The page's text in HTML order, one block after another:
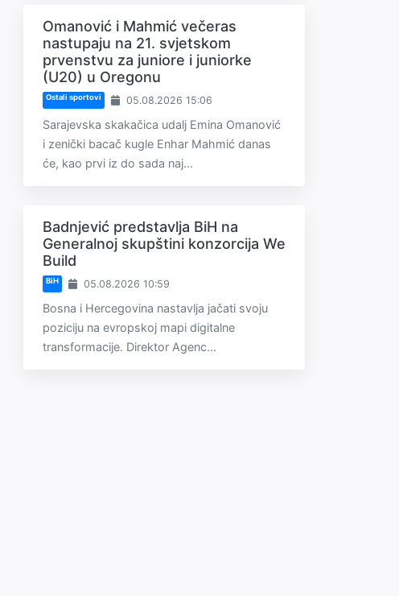
Omanović i Mahmić večeras
nastupaju na 21. svjetskom
prvenstvu za juniore i juniorke
(U20) u Oregonu
Ostali sportovi 05.08.2026 15:06
Sarajevska skakačica udalj Emina Omanović
i zenički bacač kugle Enhar Mahmić danas
će, kao prvi iz do sada naj...
Badnjević predstavlja BiH na
Generalnoj skupštini konzorcija We
Build
BiH 05.08.2026 10:59
Bosna i Hercegovina nastavlja jačati svoju
poziciju na evropskoj mapi digitalne
transformacije. Direktor Agenc...